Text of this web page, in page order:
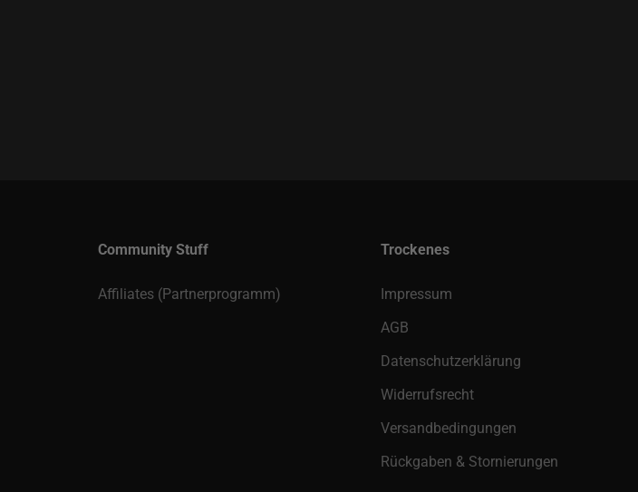
Community Stuff
Affiliates (Partnerprogramm)
Trockenes
Impressum
AGB
Datenschutzerklärung
Widerrufsrecht
Versandbedingungen
Rückgaben & Stornierungen